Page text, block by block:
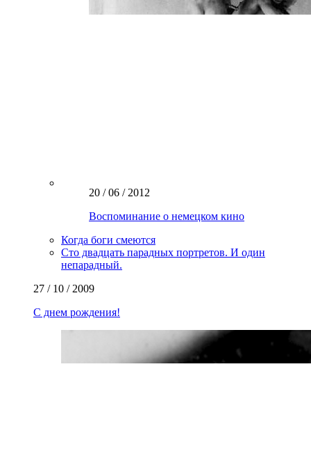
20 / 06 / 2012
Воспоминание о немецком кино
Когда боги смеются
Сто двадцать парадных портретов. И один
непарадный.
27 / 10 / 2009
С днем рождения!